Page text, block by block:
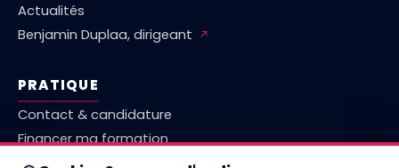
Actualités
Benjamin Duplaa, dirigeant ↗
PRATIQUE
Contact & candidature
Financer ma formation
Marché emploi Vienne